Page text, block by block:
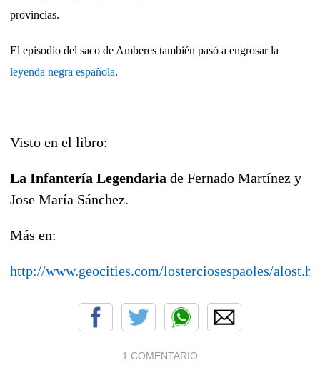
provincias.
El episodio del saco de Amberes también pasó a engrosar la
leyenda negra española.
Visto en el libro:
La Infantería Legendaria de Fernado Martínez y
Jose María Sánchez.
Más en:
http://www.geocities.com/losterciosespaoles/
1 COMENTARIO